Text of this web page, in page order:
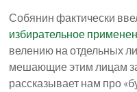
Собянин фактически
избирательное
велению на отдельных
мешающие этим лицам
рассказывает нам про